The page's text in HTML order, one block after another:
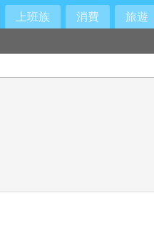
上班族 消費 旅遊